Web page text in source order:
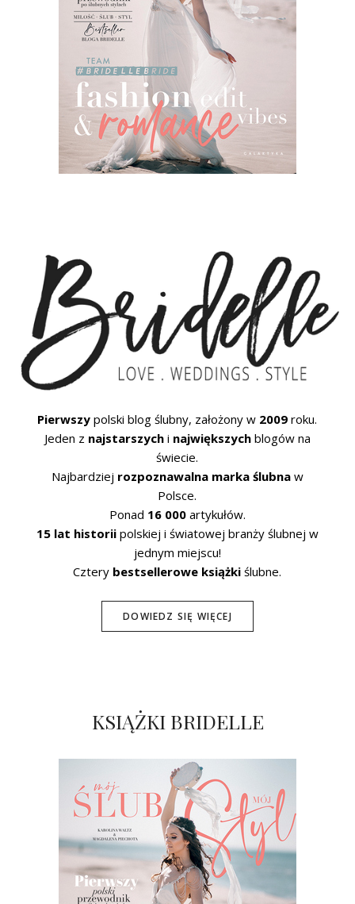
Pierwszy polski blog ślubny, założony w 2009 roku.
Jeden z najstarszychi największychblogów na
świecie.
Najbardziej rozpoznawalna marka ślubnaw
Polsce.
Ponad 16 000artykułów.
15 lat historiipolskiej i światowej branży ślubnej w
jednym miejscu!
Cztery bestsellerowe książki ślubne.
DOWIEDZ SIĘ WIĘCEJ
KSIĄŻKI BRIDELLE